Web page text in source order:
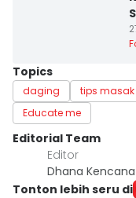
Topics
daging tips masak
Educate me
Editorial Team
Editor
Dhana Kencana
Tonton lebih seru di